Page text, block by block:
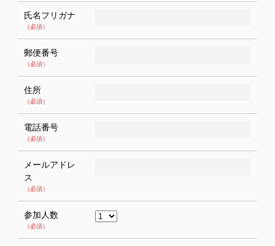
氏名フリガナ
（必須）
郵便番号
（必須）
住所
（必須）
電話番号
（必須）
メールアドレ
ス
（必須）
参加人数
（必須）